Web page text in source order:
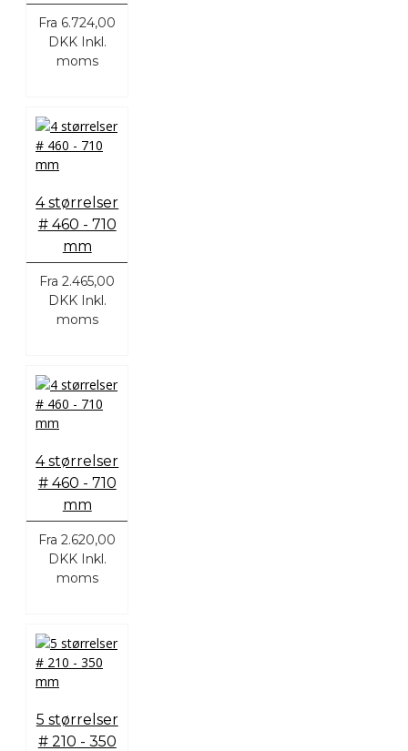
Fra 6.724,00
DKK Inkl.
moms
4 størrelser
# 460 - 710
mm
Fra 2.465,00
DKK Inkl.
moms
4 størrelser
# 460 - 710
mm
Fra 2.620,00
DKK Inkl.
moms
5 størrelser
# 210 - 350